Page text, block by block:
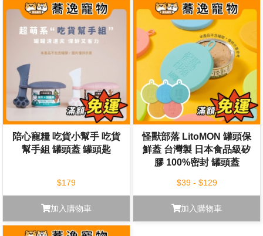
陪心寵糧 吃貨小幫手 吃貨
幫手組 罐頭蓋 罐頭匙
$179
加入購物車
怪獸部落 LitoMON 罐頭保
鮮蓋 台灣製 日本食品級矽
膠 100%密封 罐頭蓋
$39 - $129
加入購物車